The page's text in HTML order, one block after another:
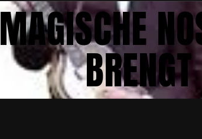
MAGISCHE